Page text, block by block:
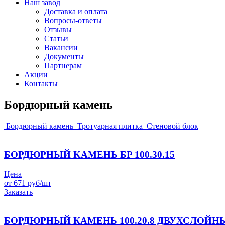
Наш завод
Доставка и оплата
Вопросы-ответы
Отзывы
Статьи
Вакансии
Документы
Партнерам
Акции
Контакты
Бордюрный камень
Бордюрный камень Тротуарная плитка Стеновой блок
БОРДЮРНЫЙ KAMEHЬ БP 100.30.15
Цена
от 671 руб/шт
Заказать
БОРДЮРНЫЙ КАМЕНЬ 100.20.8